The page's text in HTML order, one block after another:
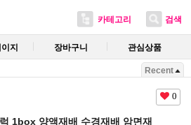
카테고리 검색
지 장바구니 관심상품
Recent
0
1box 양액재배 수경재배 암면재